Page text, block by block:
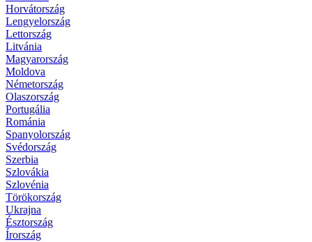
Horvátország
Lengyelország
Lettország
Litvánia
Magyarország
Moldova
Németország
Olaszország
Portugália
Románia
Spanyolország
Svédország
Szerbia
Szlovákia
Szlovénia
Törökország
Ukrajna
Észtország
Írország